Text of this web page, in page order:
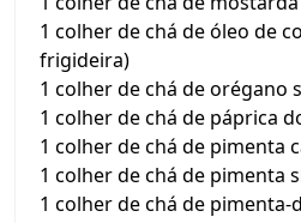
1 colher de chá de óleo de
frigideira)
1 colher de chá de orégano
1 colher de chá de páprica
1 colher de chá de pimenta
1 colher de chá de pimenta
1 colher de chá de pimenta-